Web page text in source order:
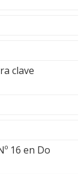
clave
16 en Do